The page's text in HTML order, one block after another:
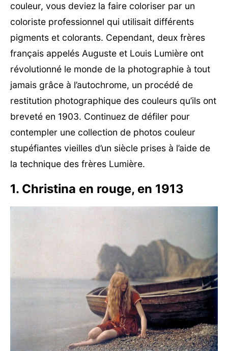
couleur, vous deviez la faire coloriser par un
coloriste professionnel qui utilisait différents
pigments et colorants. Cependant, deux frères
français appelés Auguste et Louis Lumière ont
révolutionné le monde de la photographie à tout
jamais grâce à l’autochrome, un procédé de
restitution photographique des couleurs qu’ils ont
breveté en 1903. Continuez de défiler pour
contempler une collection de photos couleur
stupéfiantes vieilles d’un siècle prises à l’aide de
la technique des frères Lumière.
1. Christina en rouge, en 1913